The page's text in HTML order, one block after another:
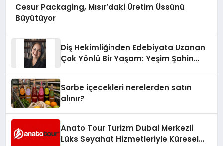
Cesur Packaging, Mısır’daki Üretim Üssünü
Büyütüyor
Diş Hekimliğinden Edebiyata Uzanan
Çok Yönlü Bir Yaşam: Yeşim Şahin
Sorbe içecekleri nerelerden satın
alınır?
Anato Tour Turizm Dubai Merkezli
Lüks Seyahat Hizmetleriyle Küresel